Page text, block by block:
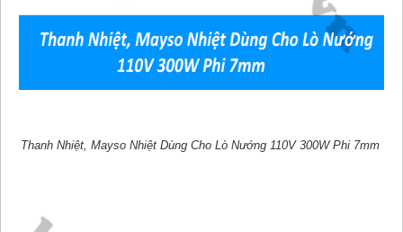
Thanh Nhiệt, Mayso Nhiệt Dùng Cho Lò Nướng 110V 300W Phi 7mm